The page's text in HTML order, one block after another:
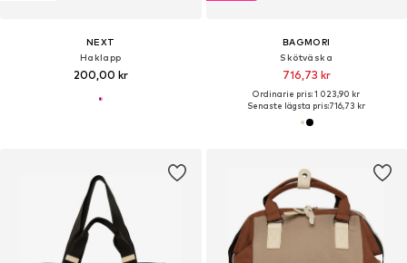
NEXT
Haklapp
200,00 kr
BAGMORI
Skötväska
716,73 kr
Ordinarie pris: 1 023,90 kr
Senaste lägsta pris:716,73 kr